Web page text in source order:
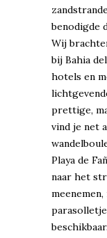
benodigde
Wij
bij Bahia
hotels en
prettige,
vind je net
Playa de
naar het